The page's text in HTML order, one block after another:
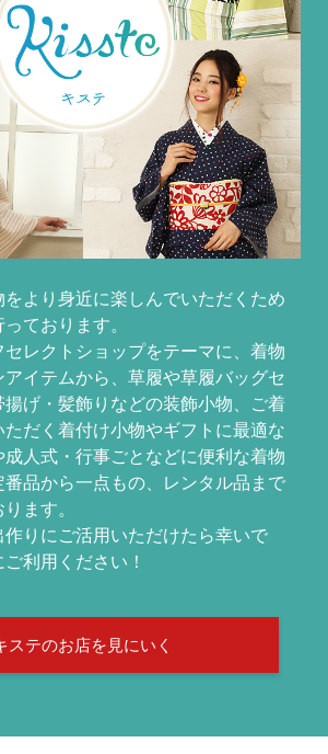
より身近に楽しんでいただくため
ております。
セレクトショップをテーマに、着物
イテムから、草履や草履バッグセ
揚げ・髪飾りなどの装飾小物、ご着
ただく着付け小物やギフトに最適な
人式・行事ごとなどに便利な着物
番品から一点もの、レンタル品まで
ます。
りにご活用いただけたら幸いで
利用ください！
ステのお店を見にいく